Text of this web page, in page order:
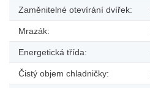
Zaměnitelné otevírání dvířek:
Mrazák:
Energetická třída:
Čistý objem chladničky: